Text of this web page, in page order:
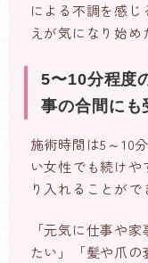
による不調を感
えが気になり始め
5〜10分程度
事の合間にも
施術時間は5～10
い女性でも続け
り入れることがで
「元気に仕事や
たい」「髪や爪